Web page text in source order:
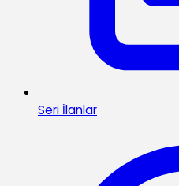
Seri İlanlar